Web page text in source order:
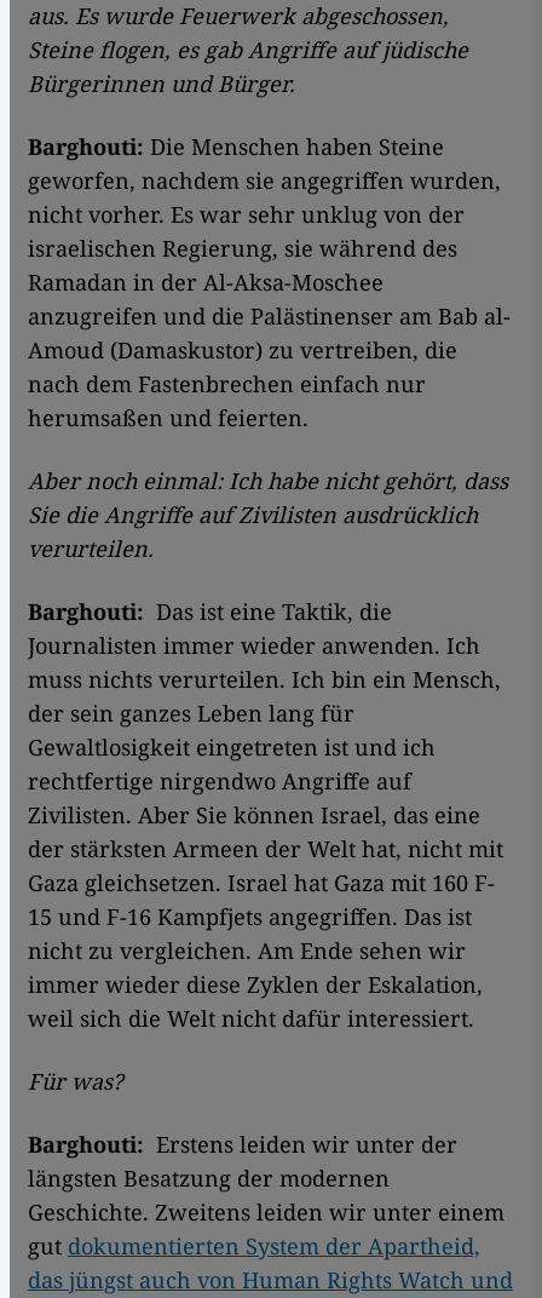
aus. Es wurde Feuerwerk abgeschossen,
Steine flogen, es gab Angriffe auf jüdische
Bürgerinnen und Bürger.
Barghouti: Die Menschen haben Steine
geworfen, nachdem sie angegriffen wurden,
nicht vorher. Es war sehr unklug von der
israelischen Regierung, sie während des
Ramadan in der Al-Aksa-Moschee
anzugreifen und die Palästinenser am Bab al-
Amoud (Damaskustor) zu vertreiben, die
nach dem Fastenbrechen einfach nur
herumsaßen und feierten.
Aber noch einmal: Ich habe nicht gehört, dass
Sie die Angriffe auf Zivilisten ausdrücklich
verurteilen.
Barghouti: Das ist eine Taktik, die
Journalisten immer wieder anwenden. Ich
muss nichts verurteilen. Ich bin ein Mensch,
der sein ganzes Leben lang für
Gewaltlosigkeit eingetreten ist und ich
rechtfertige nirgendwo Angriffe auf
Zivilisten. Aber Sie können Israel, das eine
der stärksten Armeen der Welt hat, nicht mit
Gaza gleichsetzen. Israel hat Gaza mit 160 F-
15 und F-16 Kampfjets angegriffen. Das ist
nicht zu vergleichen. Am Ende sehen wir
immer wieder diese Zyklen der Eskalation,
weil sich die Welt nicht dafür interessiert.
Für was?
Barghouti: Erstens leiden wir unter der
längsten Besatzung der modernen
Geschichte. Zweitens leiden wir unter einem
gut dokumentierten System der Apartheid,
das jüngst auch von Human Rights Watch und